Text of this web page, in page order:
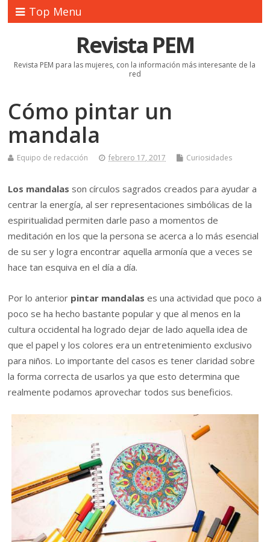
Top Menu
Revista PEM
Revista PEM para las mujeres, con la información más interesante de la
red
Cómo pintar un
mandala
Equipo de redacción febrero 17, 2017 Curiosidades
Los mandalas son círculos sagrados creados para ayudar a
centrar la energía, al ser representaciones simbólicas de la
espiritualidad permiten darle paso a momentos de
meditación en los que la persona se acerca a lo más esencial
de su ser y logra encontrar aquella armonía que a veces se
hace tan esquiva en el día a día.
Por lo anterior pintar mandalas es una actividad que poco a
poco se ha hecho bastante popular y que al menos en la
cultura occidental ha logrado dejar de lado aquella idea de
que el papel y los colores era un entretenimiento exclusivo
para niños. Lo importante del casos es tener claridad sobre
la forma correcta de usarlos ya que esto determina que
realmente podamos aprovechar todos sus beneficios.